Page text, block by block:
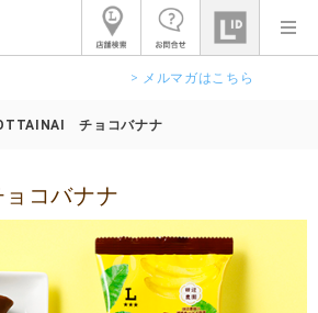
> メルマガはこちら
チョコバナナ
コバナナ